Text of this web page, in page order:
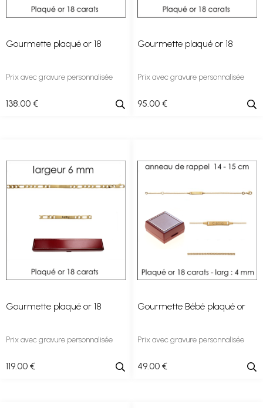
Gourmette plaqué or 18
Prix avec gravure personnalisée
138.00 €
Gourmette plaqué or 18
Prix avec gravure personnalisée
95.00 €
Gourmette plaqué or 18
Prix avec gravure personnalisée
119.00 €
Gourmette Bébé plaqué or
Prix avec gravure personnalisée
49.00 €